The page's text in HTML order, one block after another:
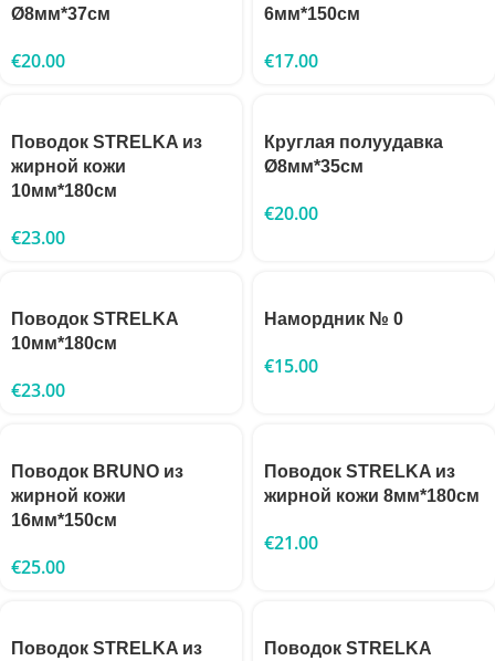
Ø8мм*37см
€20.00
6мм*150см
€17.00
Поводок STRELKA из
жирной кожи
10мм*180см
€23.00
Круглая полуудавка
Ø8мм*35см
€20.00
Поводок STRELKA
10мм*180см
€23.00
Намордник № 0
€15.00
Поводок BRUNO из
жирной кожи
16мм*150см
€25.00
Поводок STRELKA из
жирной кожи 8мм*180см
€21.00
Поводок STRELKA из
Поводок STRELKA